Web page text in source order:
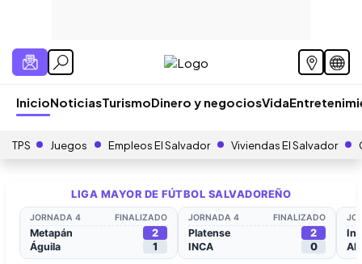
InicioNoticiasTurismoDinero y negociosVida
TPS Juegos Empleos El Salvador Viviendas El Salvador